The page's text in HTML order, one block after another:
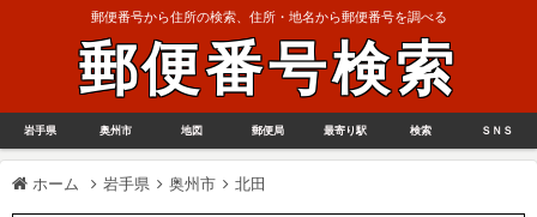
郵便番号から住所の検索、住所・地名から郵便番号を調べる
郵便番号検索
岩手県 奥州市 地図 郵便局 最寄り駅 検索 ＳＮＳ
ホーム 岩手県 奥州市 北田